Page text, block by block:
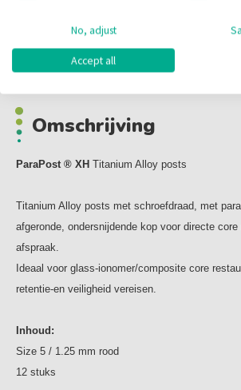
Omschrijving
Omschrijving
ParaPost ® XH Titanium Alloy posts
Titanium Alloy posts met schroefdraad, met
afgeronde, ondersnijdende kop voor directe
afspraak.
Ideaal voor glass-ionomer/composite core
retentie-en veiligheid vereisen.
Inhoud:
Size 5 / 1.25 mm rood
12 stuks
No, adjust
Accept all